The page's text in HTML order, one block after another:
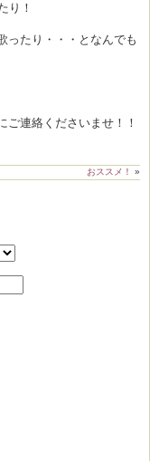
り！
ったり・・・となんでも
ご連絡くださいませ！！
おススメ！ »